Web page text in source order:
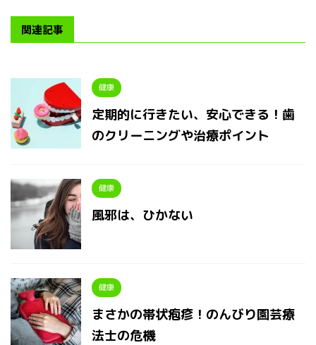
関連記事
健康
定期的に行きたい、安心できる！歯
のクリーニングや治療ポイント
健康
風邪は、ひかない
健康
まさかの帯状疱疹！のんびり園芸療
法士の危機